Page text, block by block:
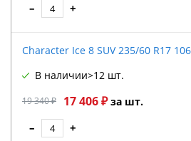
– +
Character Ice 8 SUV 235/60 R17
19 340 ₽ 17 406 ₽за шт.
В наличии>12 шт.
– +